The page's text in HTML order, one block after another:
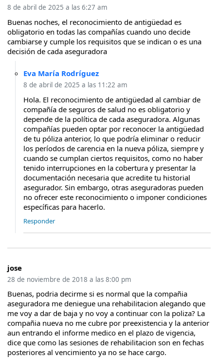
8 de abril de 2025 a las 6:27 am
Buenas noches, el reconocimiento de antigüedad es
obligatorio en todas las compañías cuando uno decide
cambiarse y cumple los requisitos que se indican o es una
decisión de cada aseguradora
Eva María Rodríguez
8 de abril de 2025 a las 11:22 am
​Hola. El reconocimiento de antigüedad al cambiar de
compañía de seguros de salud no es obligatorio y
depende de la política de cada aseguradora. Algunas
compañías pueden optar por reconocer la antigüedad
de tu póliza anterior, lo que podría eliminar o reducir
los períodos de carencia en la nueva póliza, siempre y
cuando se cumplan ciertos requisitos, como no haber
tenido interrupciones en la cobertura y presentar la
documentación necesaria que acredite tu historial
asegurador. ​Sin embargo, otras aseguradoras pueden
no ofrecer este reconocimiento o imponer condiciones
específicas para hacerlo.
Responder
jose
28 de noviembre de 2018 a las 8:00 pm
Buenas, podria decirme si es normal que la compañia
aseguradora me deniegue una rehabilitacion alegando que
me voy a dar de baja y no voy a continuar con la poliza? La
compañia nueva no me cubre por preexistencia y la anterior
aun entrando el informe medico en el plazo de vigencia,
dice que como las sesiones de rehabilitacion son en fechas
posteriores al vencimiento ya no se hace cargo.